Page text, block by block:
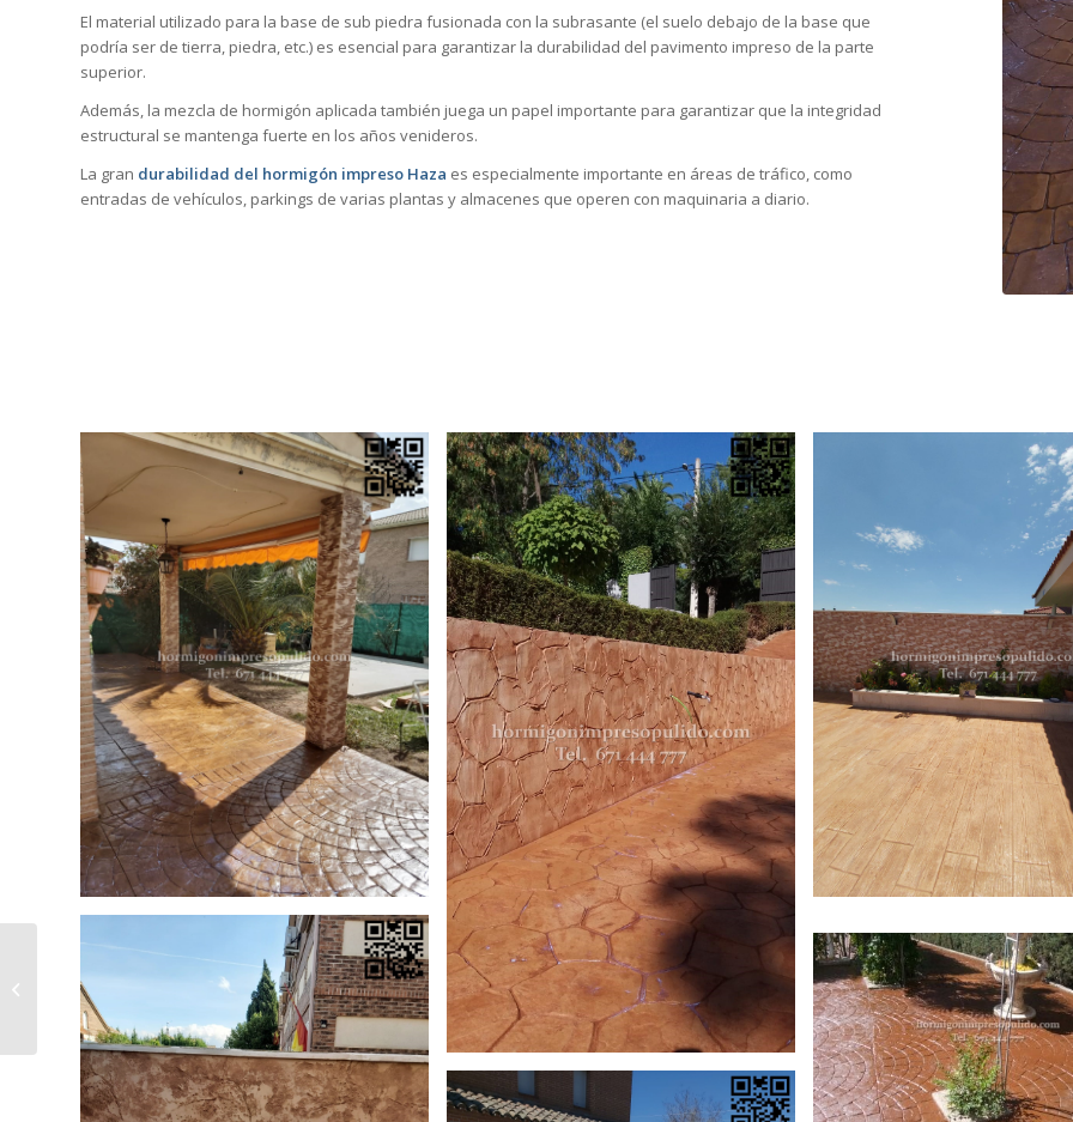
El material utilizado para la base de sub piedra fusionada con la subrasante (el suelo debajo de la base que
podría ser de tierra, piedra, etc.) es esencial para garantizar la durabilidad del pavimento impreso de la parte
superior.
Además, la mezcla de hormigón aplicada también juega un papel importante para garantizar que la integridad
estructural se mantenga fuerte en los años venideros.
La gran durabilidad del hormigón impreso Haza es especialmente importante en áreas de tráfico, como
entradas de vehículos, parkings de varias plantas y almacenes que operen con maquinaria a diario.
Hormigón Impreso Hacinas